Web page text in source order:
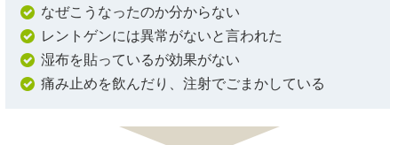
なぜこうなったのか分からない
レントゲンには異常がないと言われた
湿布を貼っているが効果がない
痛み止めを飲んだり、注射でごまかしている